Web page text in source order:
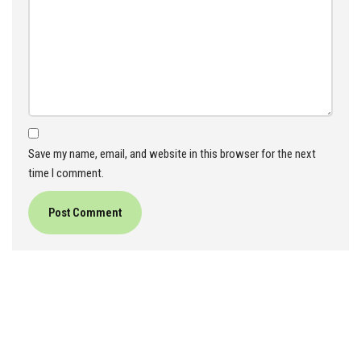
Save my name, email, and website in this browser for the next
time I comment.